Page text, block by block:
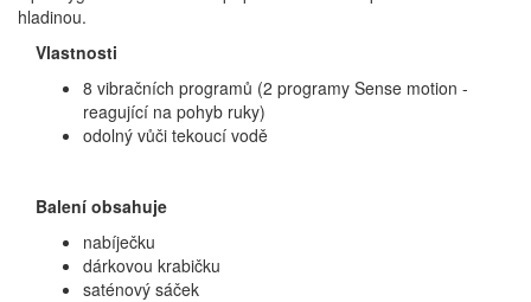
hladinou.
Vlastnosti
8 vibračních programů (2 programy Sense motion -
reagující na pohyb ruky)
odolný vůči tekoucí vodě
Balení obsahuje
nabíječku
dárkovou krabičku
saténový sáček